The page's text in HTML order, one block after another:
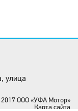
улица
OOO «УФА Мотор»
Карта сайта